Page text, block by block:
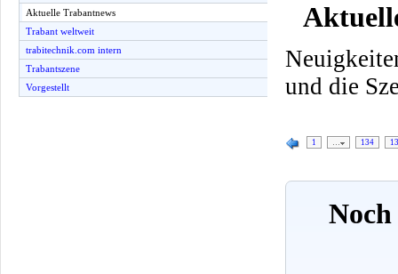
Aktuelle Trabantnews
Trabant weltweit
trabitechnik.com intern
Trabantszene
Vorgestellt
und die
1 134